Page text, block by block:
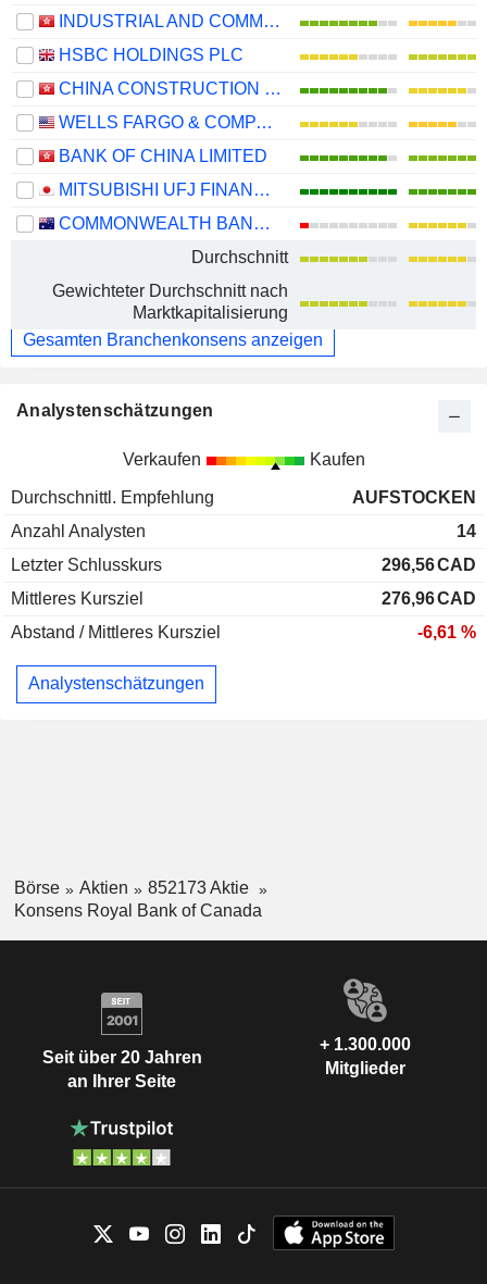
INDUSTRIAL AND COMMERCIAL BANK OF CHINA LIMITED
HSBC HOLDINGS PLC
CHINA CONSTRUCTION BANK CORPORATION
WELLS FARGO & COMPANY
BANK OF CHINA LIMITED
MITSUBISHI UFJ FINANCIAL GROUP, INC.
COMMONWEALTH BANK OF AUSTRALIA
Durchschnitt
Gewichteter Durchschnitt nach
Marktkapitalisierung
Gesamten Branchenkonsens anzeigen
Analystenschätzungen
Verkaufen Kaufen
Durchschnittl. Empfehlung
AUFSTOCKEN
Anzahl Analysten
14
Letzter Schlusskurs
296,56CAD
Mittleres Kursziel
276,96CAD
Abstand / Mittleres Kursziel
-6,61 %
Analystenschätzungen
Börse Aktien
852173 Aktie
Konsens Royal Bank of Canada
Seit über 20 Jahren
an Ihrer Seite
+ 1.300.000
Mitglieder